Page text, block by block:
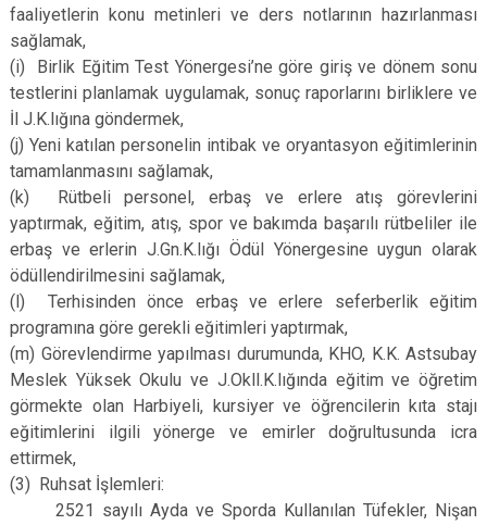
faaliyetlerin konu metinleri ve ders notlarının hazırlanması
sağlamak,
(i)
Birlik Eğitim Test Yönergesi’ne göre giriş ve dönem sonu
testlerini planlamak uygulamak, sonuç raporlarını birliklere ve
İl J.K.lığına göndermek,
(j) Yeni katılan personelin intibak ve oryantasyon eğitimlerinin
tamamlanmasını sağlamak,
(k)
Rütbeli personel, erbaş ve erlere atış görevlerini
yaptırmak, eğitim, atış, spor ve bakımda başarılı rütbeliler ile
erbaş ve erlerin J.Gn.K.lığı Ödül Yönergesine uygun olarak
ödüllendirilmesini sağlamak,
(l)
Terhisinden önce erbaş ve erlere seferberlik eğitim
programına göre gerekli eğitimleri yaptırmak,
(m) Görevlendirme yapılması durumunda, KHO, K.K. Astsubay
Meslek Yüksek Okulu ve J.Okll.K.lığında eğitim ve öğretim
görmekte olan Harbiyeli, kursiyer ve öğrencilerin kıta stajı
eğitimlerini ilgili yönerge ve emirler doğrultusunda icra
ettirmek,
(3) Ruhsat İşlemleri:
2521 sayılı Ayda ve Sporda Kullanılan Tüfekler, Nişan